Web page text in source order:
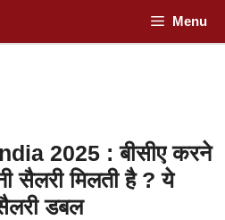
Menu
2025 : बीसीए करने
सैलरी मिलती है ? ये
डबल